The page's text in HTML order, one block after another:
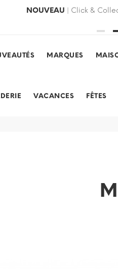
NOUVEAU | Click &
MARQUES
VACANCES FÊTES